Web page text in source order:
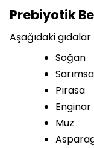
Prebiyotik
Aşağıdaki
Soğan
Pırasa
Enginar
Muz